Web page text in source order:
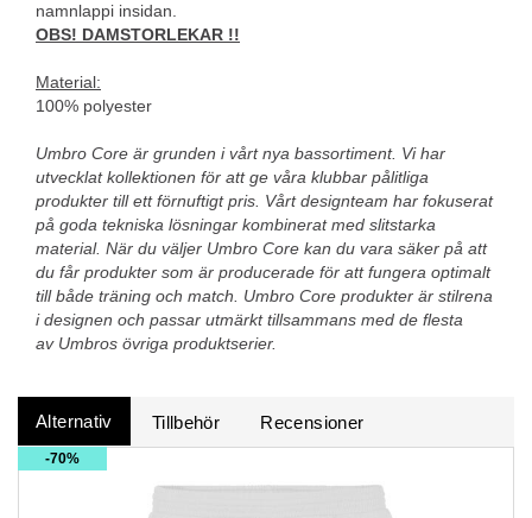
namnlappi insidan.
OBS! DAMSTORLEKAR !!
Material:
100% polyester
Umbro Core är grunden i vårt nya bassortiment. Vi har
utvecklat kollektionen för att ge våra klubbar pålitliga
produkter till ett förnuftigt pris. Vårt designteam har fokuserat
på goda tekniska lösningar kombinerat med slitstarka
material. När du väljer Umbro Core kan du vara säker på att
du får produkter som är producerade för att fungera optimalt
till både träning och match. Umbro Core produkter är stilrena
i designen och passar utmärkt tillsammans med de flesta
av Umbros övriga produktserier.
Alternativ Tillbehör Recensioner
70%